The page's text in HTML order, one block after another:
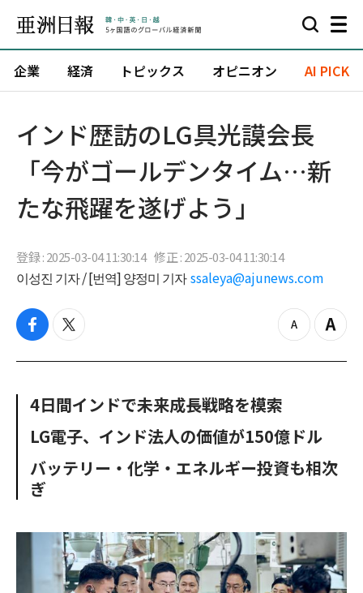
企業 経済 トピックス オピニオン AI PICK
インド歴訪のLG具光謨会長
「今がゴールデンタイム…新
たな飛躍を遂げよう」
登録 : 2025-03-04 11:30:14 修正 : 2025-03-04 11:30:14
이성진 기자 / [번역] 양정미 기자 ssaleya@ajunews.com
f
c
o
k
t
i
e
z
o
Z
o
4日間インドで未来成長戦略を模索
LG電子、インド法人の価値が150億ドル
バッテリー・化学・エネルギー投資も相次
ぎ